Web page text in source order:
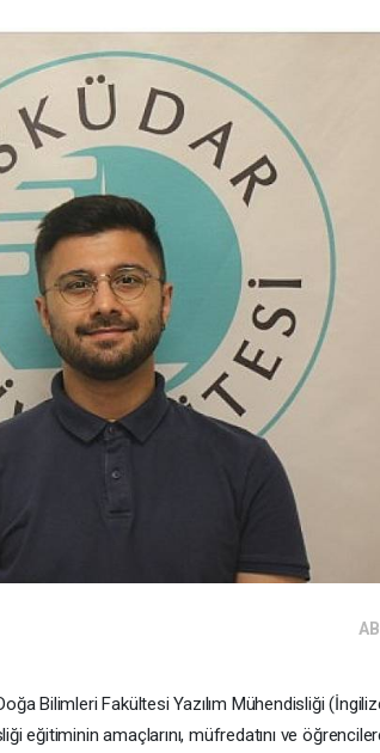
Bilimleri Fakültesi Yazılım Mühendisliği
eğitiminin amaçlarını, müfredatını ve